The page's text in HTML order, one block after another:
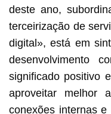
deste ano,
terceirização de
digital», está em
desenvolvimento
significado positivo
aproveitar melhor
conexões internas